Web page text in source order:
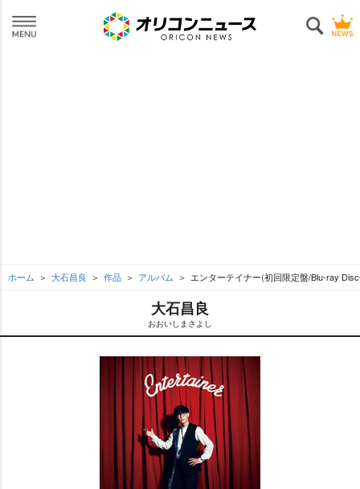
ホーム 大石昌良 作品 アルバム エンターテイナー(初回限定盤/Blu-ray
大石昌良
おおいしまさよし